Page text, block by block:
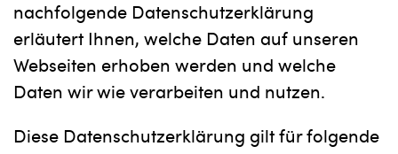
nachfolgende Datenschutzerklärung
erläutert Ihnen, welche Daten auf unseren
Webseiten erhoben werden und welche
Daten wir wie verarbeiten und nutzen.
Diese Datenschutzerklärung gilt für folgende